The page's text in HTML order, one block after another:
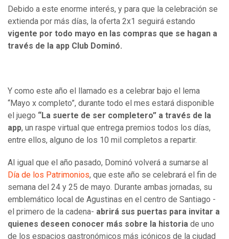
Debido a este enorme interés, y para que la celebración se
extienda por más días, la oferta 2x1 seguirá estando
vigente por todo mayo en las compras que se hagan a
través de la app Club Dominó.
Y como este año el llamado es a celebrar bajo el lema
“Mayo x completo”, durante todo el mes estará disponible
el juego “La suerte de ser completero” a través de la
app, un raspe virtual que entrega premios todos los días,
entre ellos, alguno de los 10 mil completos a repartir.
Al igual que el año pasado, Dominó volverá a sumarse al
Día de los Patrimonios, que este año se celebrará el fin de
semana del 24 y 25 de mayo. Durante ambas jornadas, su
emblemático local de Agustinas en el centro de Santiago -
el primero de la cadena- abrirá sus puertas para invitar a
quienes deseen conocer más sobre la historia de uno
de los espacios gastronómicos más icónicos de la ciudad